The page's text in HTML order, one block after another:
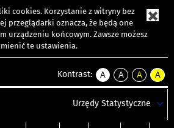
cookies. Korzystanie z witryny bez
przeglądarki oznacza, że będą one
urządzeniu końcowym. Zawsze możesz
te ustawienia.
Kontrast:
A
kontrast
A
kontrast
tekst
czarnym
A
kontrast
tekst
czarnym
A
tekst
żółtym
Urzędy Statystyczne